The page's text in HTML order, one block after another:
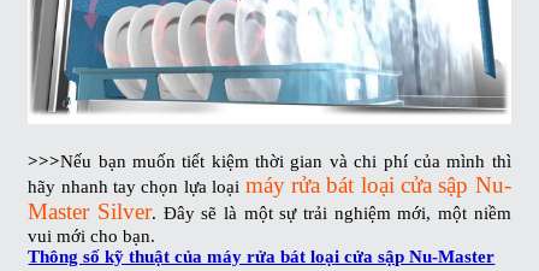
>>>Nếu bạn muốn tiết kiệm thời gian và chi phí của mình thì
hãy nhanh tay chọn lựa loại máy rửa bát loại cửa sập Nu-
Master Silver. Đây sẽ là một sự trải nghiệm mới, một niềm
vui mới cho bạn.
Thông số kỹ thuật của máy rửa bát loại cửa sập Nu-Master